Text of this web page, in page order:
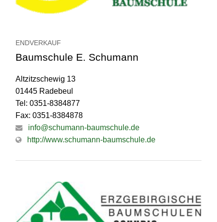
ENDVERKAUF
Baumschule E. Schumann
Altzitzschewig 13
01445 Radebeul
Tel: 0351-8384877
Fax: 0351-8384878
info@schumann-baumschule.de
http://www.schumann-baumschule.de